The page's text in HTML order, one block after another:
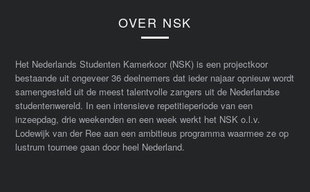
OVER NSK
Het Nederlands Studenten Kamerkoor (NSK) is een projectkoor
bestaande uit ongeveer 36 deelnemers dat ieder najaar opnieuw wordt
samengesteld uit de meest talentvolle zangers uit de Nederlandse
studentenwereld. In een intensieve repetitieperiode van een
inzeepdag, drie weekenden en een week werkt het NSK o.l.v.
Lodewijk van der Ree aan een ambitieus programma waarmee ze op
lustrum tournee gaan door heel Nederland.